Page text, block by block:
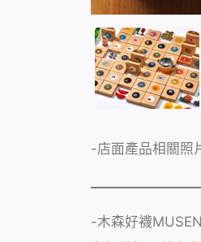
-店面產品相關照
-木森好襪